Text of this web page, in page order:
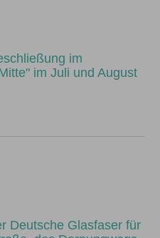
im
im Juli und August
Deutsche Glasfaser für